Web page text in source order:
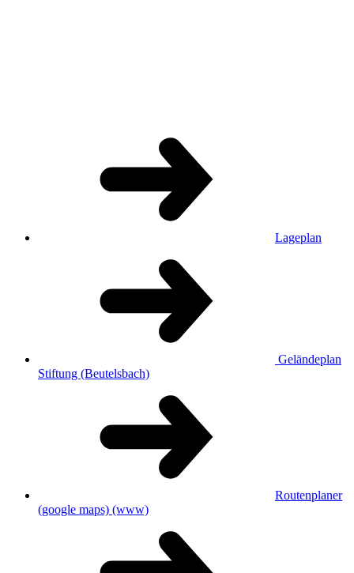
Lageplan
Geländeplan
Stiftung (Beutelsbach)
Routenplaner
(google maps) (www)